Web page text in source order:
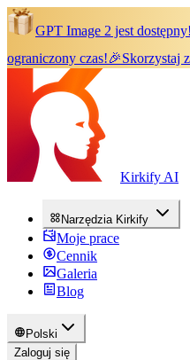
GPT Image 2 jest dostępny!
ograniczony czas!🎉Skorzystaj
Kirkify AI
Narzędzia Kirkify
Moje prace
Cennik
Galeria
Blog
Polski
Zaloguj się